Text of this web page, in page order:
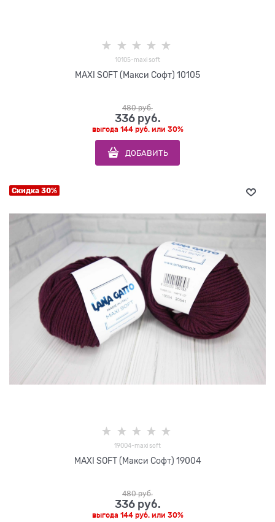
10105-maxi soft
MAXI SOFT (Макси Софт) 10105
480 руб.
336 руб.
выгода 144 руб.или 30%
ДОБАВИТЬ
Скидка 30%
19004-maxi soft
MAXI SOFT (Макси Софт) 19004
480 руб.
336 руб.
выгода 144 руб.или 30%